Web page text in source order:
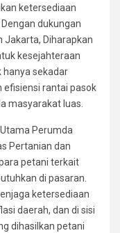
ketersediaan
dukungan
Jakarta, Diharapkan
kesejahteraan
hanya sekadar
rantai pasok
masyarakat luas.
Perumda
Pertanian dan
petani terkait
di pasaran.
ketersediaan
daerah, dan di sisi
dihasilkan petani